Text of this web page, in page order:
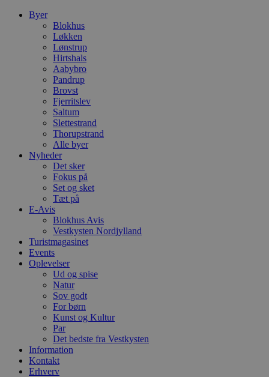
Byer
Blokhus
Løkken
Lønstrup
Hirtshals
Aabybro
Pandrup
Brovst
Fjerritslev
Saltum
Slettestrand
Thorupstrand
Alle byer
Nyheder
Det sker
Fokus på
Set og sket
Tæt på
E-Avis
Blokhus Avis
Vestkysten Nordjylland
Turistmagasinet
Events
Oplevelser
Ud og spise
Natur
Sov godt
For børn
Kunst og Kultur
Par
Det bedste fra Vestkysten
Information
Kontakt
Erhverv